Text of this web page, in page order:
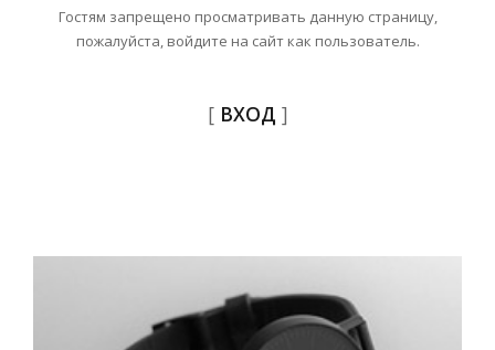
Гостям запрещено просматривать данную страницу,
пожалуйста, войдите на сайт как пользователь.
[ ВХОД ]